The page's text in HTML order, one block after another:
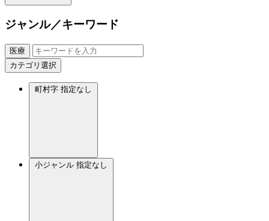
ジャンル／キーワード
医療
カテゴリ選択
町村字 指定なし
小ジャンル 指定なし